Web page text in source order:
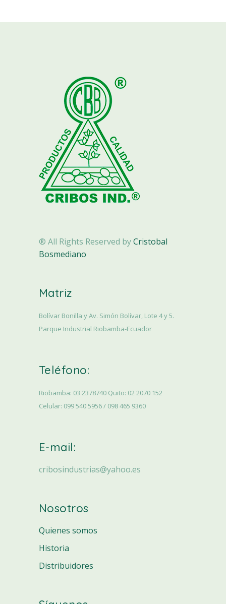
® All Rights Reserved byCristobal
Bosmediano
Matriz
Bolívar Bonilla y Av. Simón Bolívar, Lote 4 y 5.
Parque Industrial Riobamba-Ecuador
Teléfono:
Riobamba: 03 2378740 Quito: 02 2070 152
Celular: 099 540 5956 / 098 465 9360
E-mail:
cribosindustrias@yahoo.es
Nosotros
Quienes somos
Historia
Distribuidores